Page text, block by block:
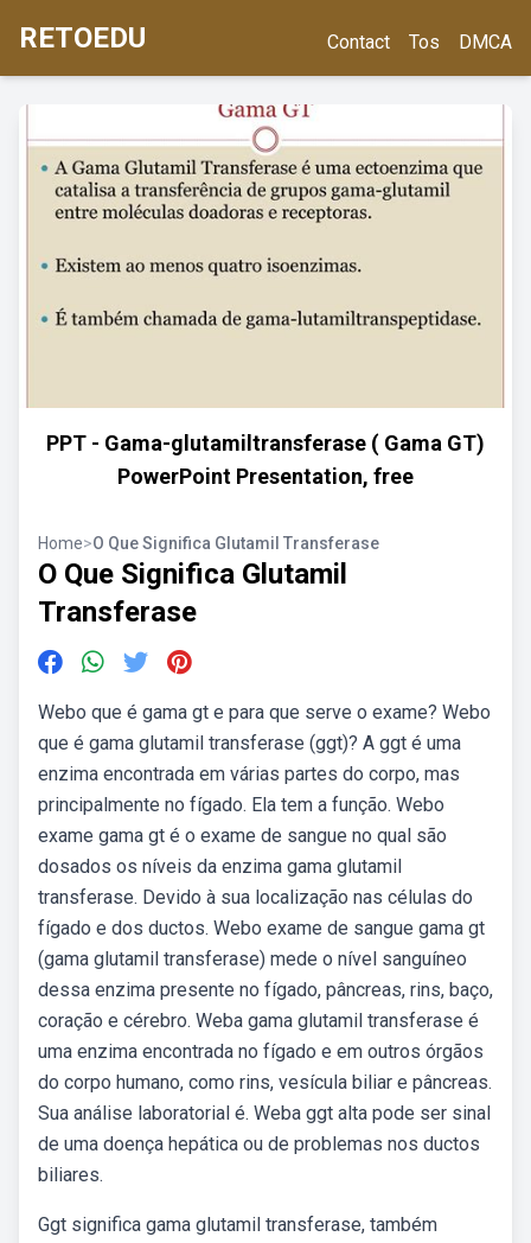
RETOEDU Contact Tos DMCA
PPT - Gama-glutamiltransferase ( Gama GT)
PowerPoint Presentation, free
Home>O Que Significa Glutamil Transferase
O Que Significa Glutamil
Transferase
Webo que é gama gt e para que serve o exame? Webo
que é gama glutamil transferase (ggt)? A ggt é uma
enzima encontrada em várias partes do corpo, mas
principalmente no fígado. Ela tem a função. Webo
exame gama gt é o exame de sangue no qual são
dosados os níveis da enzima gama glutamil
transferase. Devido à sua localização nas células do
fígado e dos ductos. Webo exame de sangue gama gt
(gama glutamil transferase) mede o nível sanguíneo
dessa enzima presente no fígado, pâncreas, rins, baço,
coração e cérebro. Weba gama glutamil transferase é
uma enzima encontrada no fígado e em outros órgãos
do corpo humano, como rins, vesícula biliar e pâncreas.
Sua análise laboratorial é. Weba ggt alta pode ser sinal
de uma doença hepática ou de problemas nos ductos
biliares.
Ggt significa gama glutamil transferase, também